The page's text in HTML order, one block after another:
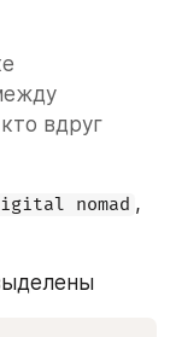
вдруг
nomad ,